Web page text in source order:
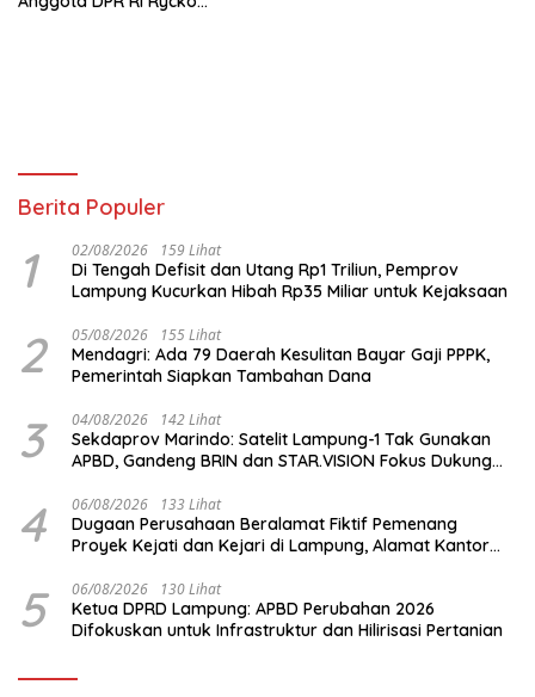
Berita Populer
1 02/08/2026 159 Lihat
Di Tengah Defisit dan Utang Rp1 Triliun, Pemprov
Lampung Kucurkan Hibah Rp35 Miliar untuk Kejaksaan
2 05/08/2026 155 Lihat
Mendagri: Ada 79 Daerah Kesulitan Bayar Gaji PPPK,
Pemerintah Siapkan Tambahan Dana
3 04/08/2026 142 Lihat
Sekdaprov Marindo: Satelit Lampung-1 Tak Gunakan
APBD, Gandeng BRIN dan STAR.VISION Fokus Dukung
4 06/08/2026 133 Lihat
Dugaan Perusahaan Beralamat Fiktif Pemenang
Proyek Kejati dan Kejari di Lampung, Alamat Kantor
PKPCK Disorot
5 06/08/2026 130 Lihat
Ketua DPRD Lampung: APBD Perubahan 2026
Difokuskan untuk Infrastruktur dan Hilirisasi Pertanian